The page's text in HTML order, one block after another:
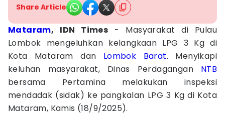
Share Article
Mataram, IDN Times - Masyarakat di Pulau
Lombok mengeluhkan kelangkaan LPG 3 Kg di
Kota Mataram dan Lombok Barat. Menyikapi
keluhan masyarakat, Dinas Perdagangan NTB
bersama Pertamina melakukan inspeksi
mendadak (sidak) ke pangkalan LPG 3 Kg di Kota
Mataram, Kamis (18/9/2025).